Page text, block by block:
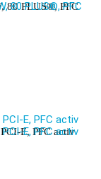
80 PLUS®, PFC
E, PFC activ